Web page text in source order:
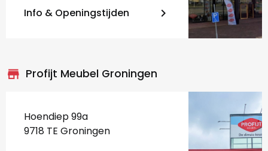
Info & Openingstijden keyboard_arrow_right
store_mall_directory Profijt Meubel Groningen
Hoendiep 99a
9718 TE Groningen